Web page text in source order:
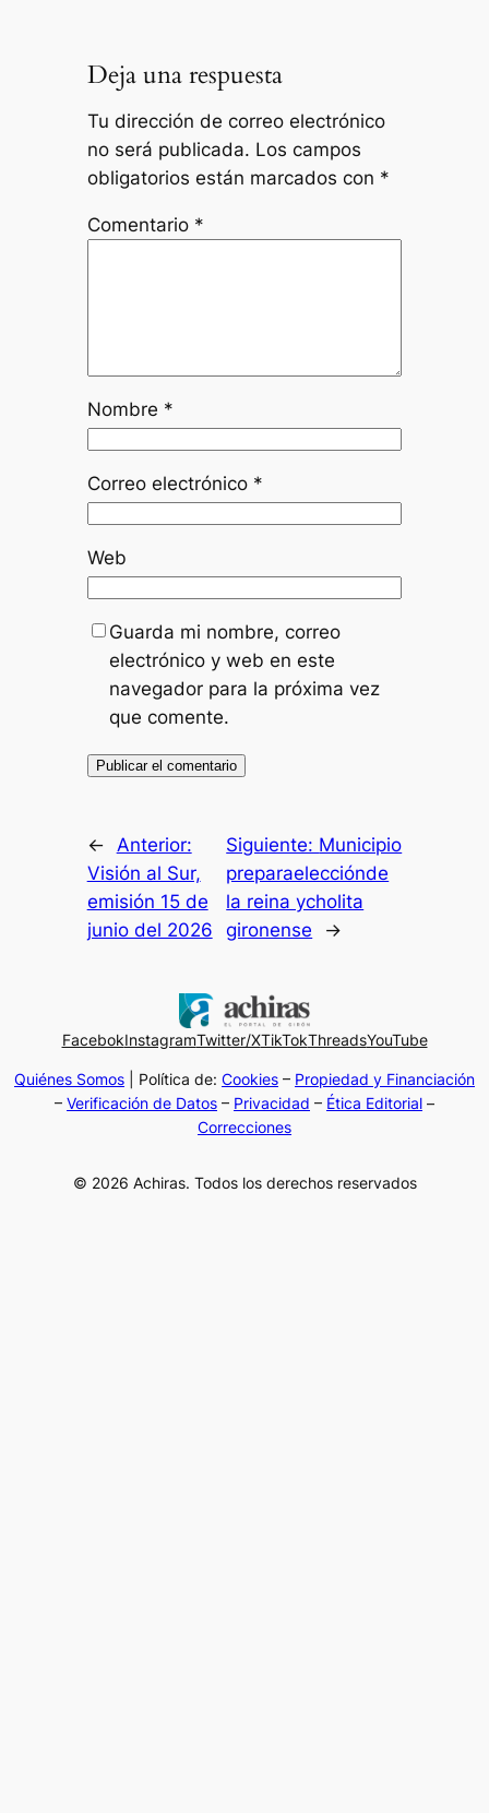
Deja una respuesta
Tu dirección de correo electrónico
no será publicada. Los campos
obligatorios están marcados con *
Comentario *
Nombre *
Correo electrónico *
Web
Guarda mi nombre, correo
electrónico y web en este
navegador para la próxima vez
que comente.
←
Anterior:
Visión al Sur,
emisión 15 de
junio del 2026
Siguiente: Municipio
preparaelecciónde
la reina ycholita
gironense
→
FacebokInstagramTwitter/XTikTokThreadsYouTube
Quiénes Somos | Política de: Cookies – Propiedad y Financiación
– Verificación de Datos – Privacidad – Ética Editorial –
Correcciones
© 2026 Achiras. Todos los derechos reservados